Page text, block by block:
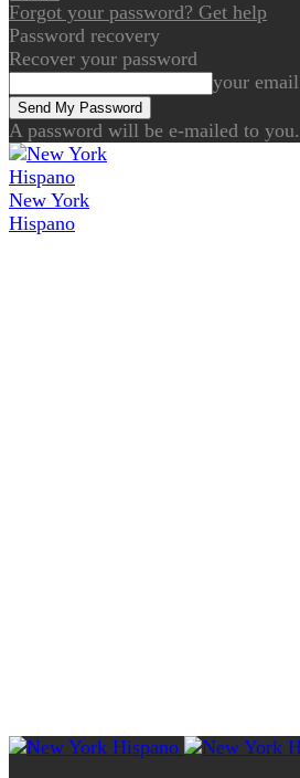
Forgot your password? Get help
Password recovery
Recover your password
your email
A password will be e-mailed to you.
New York
Hispano